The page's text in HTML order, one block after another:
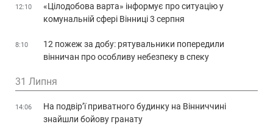
12:10
«Цілодобова варта» інформує про ситуацію у
комунальній сфері Вінниці 3 серпня
8:10
12 пожеж за добу: рятувальники попередили
вінничан про особливу небезпеку в спеку
31 Липня
14:06
На подвір’ї приватного будинку на Вінниччині
знайшли бойову гранату